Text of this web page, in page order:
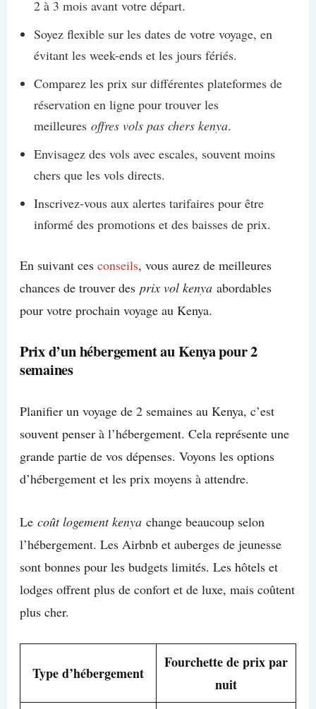
2 à 3 mois avant votre départ.
Soyez flexible sur les dates de votre voyage, en
évitant les week-ends et les jours fériés.
Comparez les prix sur différentes plateformes de
réservation en ligne pour trouver les
meilleures offres vols pas chers kenya.
Envisagez des vols avec escales, souvent moins
chers que les vols directs.
Inscrivez-vous aux alertes tarifaires pour être
informé des promotions et des baisses de prix.
En suivant ces conseils, vous aurez de meilleures
chances de trouver des prix vol kenyaabordables
pour votre prochain voyage au Kenya.
Prix d’un hébergement au Kenya pour 2
semaines
Planifier un voyage de 2 semaines au Kenya, c’est
souvent penser à l’hébergement. Cela représente une
grande partie de vos dépenses. Voyons les options
d’hébergement et les prix moyens à attendre.
Le coût logement kenyachange beaucoup selon
l’hébergement. Les Airbnb et auberges de jeunesse
sont bonnes pour les budgets limités. Les hôtels et
lodges offrent plus de confort et de luxe, mais coûtent
plus cher.
Type d’hébergement
Fourchette de prix par
nuit